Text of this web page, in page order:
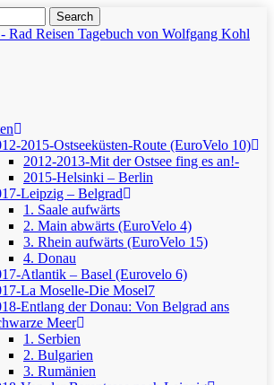
Search
2015-Ostseeküsten-Route (EuroVelo 10)
2012-2013-Mit der Ostsee fing es an!-
2015-Helsinki – Berlin
Leipzig – Belgrad
1. Saale aufwärts
2. Main abwärts (EuroVelo 4)
3. Rhein aufwärts (EuroVelo 15)
4. Donau
Atlantik – Basel (Eurovelo 6)
La Moselle-Die Mosel7
Entlang der Donau: Von Belgrad ans
Meer
1. Serbien
2. Bulgarien
3. Rumänien